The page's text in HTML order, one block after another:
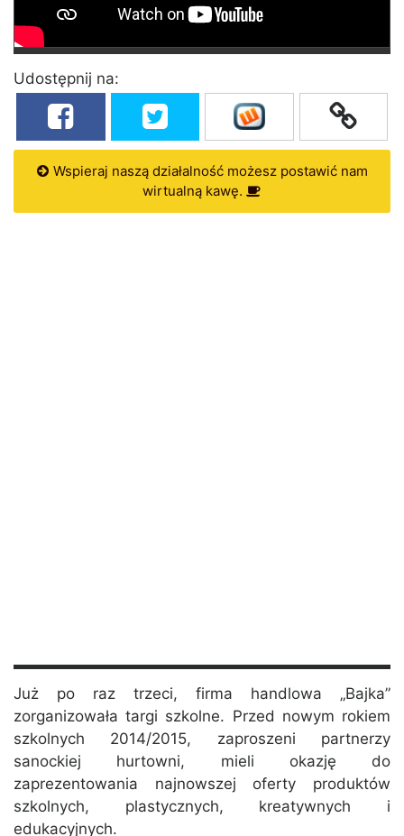
Udostępnij na:
Wspieraj naszą działalność możesz postawić nam
wirtualną kawę.
Już po raz trzeci, firma handlowa „Bajka”
zorganizowała targi szkolne. Przed nowym rokiem
szkolnych 2014/2015, zaproszeni partnerzy
sanockiej hurtowni, mieli okazję do
zaprezentowania najnowszej oferty produktów
szkolnych, plastycznych, kreatywnych i
edukacyjnych.